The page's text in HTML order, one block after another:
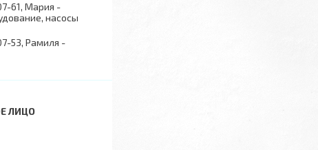
61 Мария -
насосы
53 Рамиля -